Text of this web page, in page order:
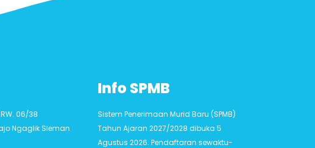
06/38
Ngaglik Sleman
Info SPMB
Sistem Penerimaan Murid Baru (SPMB)
Tahun Ajaran 2027/2028 dibuka 5
Agustus 2026. Pendaftaran sewaktu-